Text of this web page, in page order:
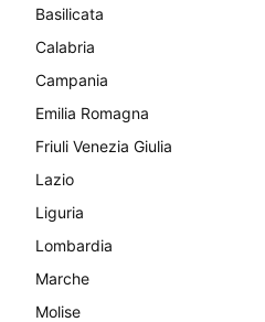
Basilicata
Calabria
Campania
Emilia Romagna
Friuli Venezia Giulia
Lazio
Liguria
Lombardia
Marche
Molise